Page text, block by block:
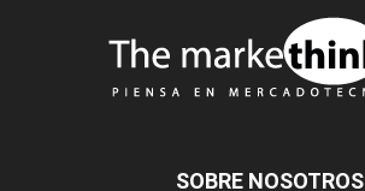
SOBRE NOSOTROS